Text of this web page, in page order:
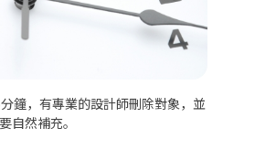
鐘，有專業的設計師刪除對象，並
自然補充。